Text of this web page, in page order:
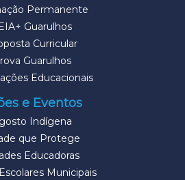
Permanente
Guarulhos
Curricular
Guarulhos
Educacionais
e Eventos
Indígena
que Protege
Educadoras
Municipais